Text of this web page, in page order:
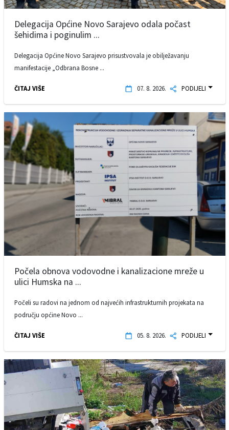
Delegacija Općine Novo Sarajevo odala počast
šehidima i poginulim ...
Delegacija Općine Novo Sarajevo prisustvovala je obilježavanju
manifestacije „Odbrana Bosne ...
ČITAJ VIŠE 07. 8. 2026. PODIJELI
Počela obnova vodovodne i kanalizacione mreže u
ulici Humska na ...
Počeli su radovi na jednom od najvećih infrastrukturnih projekata na
području općine Novo ...
ČITAJ VIŠE 05. 8. 2026. PODIJELI